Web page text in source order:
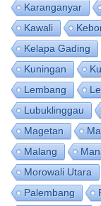
Karanganyar
Kawali
Kelapa Gading
Kuningan
Lembang
Lubuklinggau
Magetan
Malang
Morowali Utara
Palembang